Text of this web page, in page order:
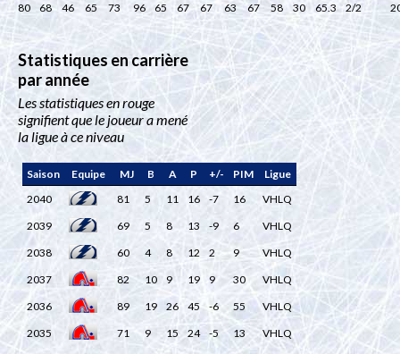
80
68 46 65 73 96 65 67 67 63 67 58 30 65.3 2/2
Statistiques en carrière
par année
Les statistiques en rouge
signifient que le joueur a mené
la ligue à ce niveau
Saison Equipe MJ B A P +/- PIM
Ligue
2040
81 5 11 16 -7 16
VHLQ
2039
69 5 8 13 -9 6
VHLQ
2038
60 4 8 12 2 9
VHLQ
2037
82 10 9 19 9 30
VHLQ
2036
89 19 26 45 -6 55
VHLQ
2035
71 9 15 24 -5 13 VHLQ